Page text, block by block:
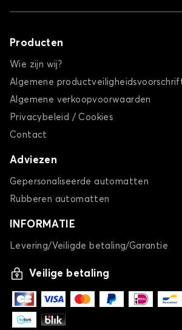
Producten
Wie zijn wij?
Algemene
Algemene verkoopvoorwaarden
Privacybeleid / Cookies
Contact
Adviezen
Gepersonaliseerde automatten
Rubberen automatten
INFORMATIE
Levering/Veiligde betaling/Garantie
Veilige betaling